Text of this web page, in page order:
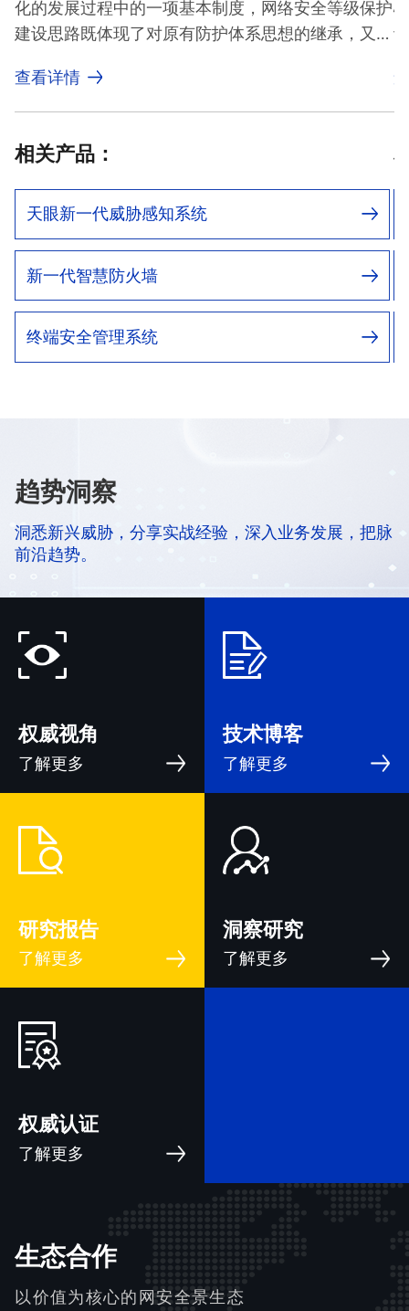
化的发展过程中的一项基本制度，网络安全等级保护
建设思路既体现了对原有防护体系思想的继承，又体
路。奇安信以“一个中心、三重防护”要求为基础，构
建满足等级保护2.0要求的技术解决方案。
查看详情
相关产品：
天眼新一代威胁感知系统
新一代智慧防火墙
终端安全管理系统
趋势洞察
洞悉新兴威胁，分享实战经验，深入业务发展，把脉
前沿趋势。
权威视角
了解更多
技术博客
了解更多
研究报告
了解更多
洞察研究
了解更多
权威认证
了解更多
生态合作
以价值为核心的网安全景生态